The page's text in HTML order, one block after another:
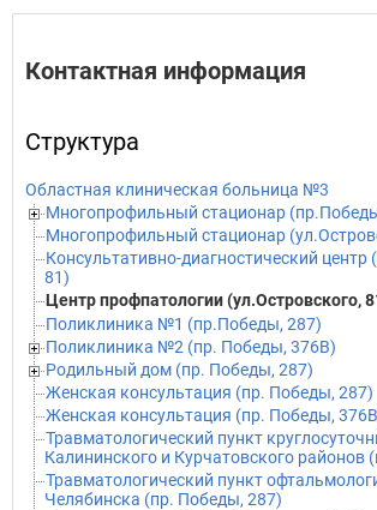
Контактная информация
Структура
Областная клиническая больница №3
Многопрофильный стационар
Многопрофильный стационар
Консультативно-диагностический центр
81)
Центр профпатологии (ул.Островского,
Поликлиника №1 (пр.Победы, 287)
Поликлиника №2 (пр. Победы, 376В)
Родильный дом (пр. Победы, 287)
Женская консультация (пр. Победы, 287)
Женская консультация (пр. Победы,
Травматологический пункт
Калининского и Курчатовского районов
Травматологический пункт
Челябинска (пр. Победы, 287)